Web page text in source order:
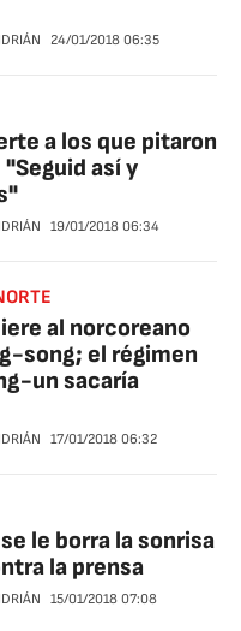
24/01/2018 06:35
a los que pitaron
así y
19/01/2018 06:34
al norcoreano
song; el régimen
un sacaría
17/01/2018 06:32
le borra la sonrisa
la prensa
15/01/2018 07:08